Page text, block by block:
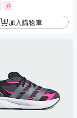
券
加入購物車